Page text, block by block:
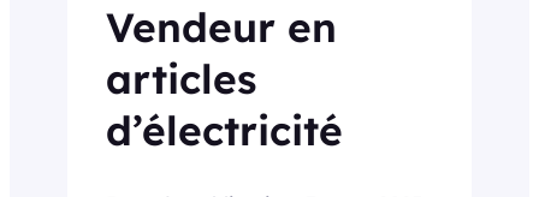
Vendeur en
articles
d’électricité